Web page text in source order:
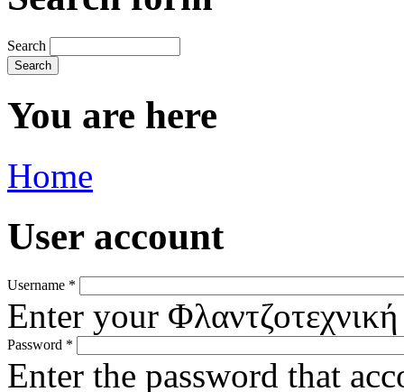
Search
You are here
Home
User account
Username *
Enter your
Password *
Enter the password that